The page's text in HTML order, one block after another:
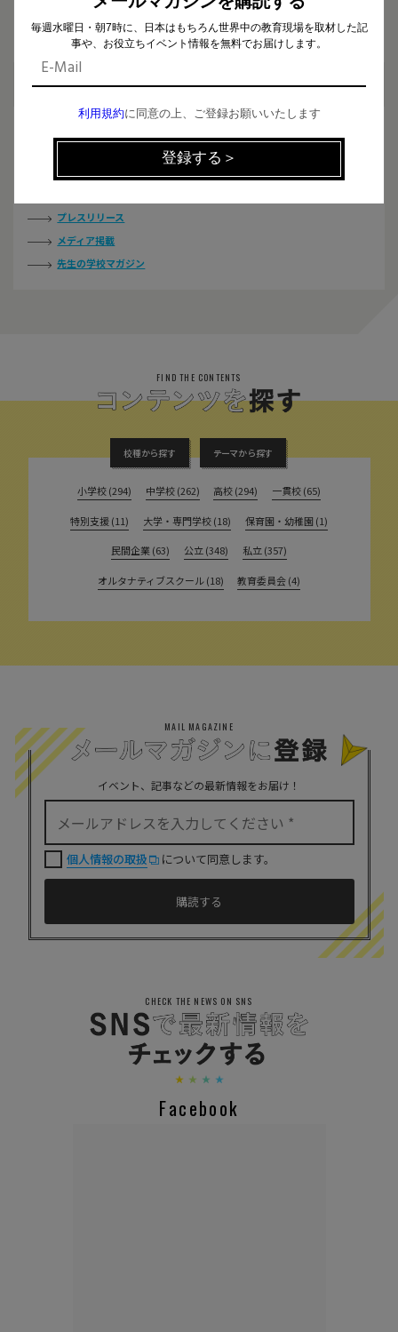
年末年始の休業についてのお知らせ
カテゴリー
プレスリリース
メディア掲載
先生の学校マガジン
FIND THE CONTENTS
校種から探す テーマから探す
小学校 (294) 中学校 (262) 高校 (294) 一貫校 (65)
特別支援 (11) 大学・専門学校 (18) 保育園・幼稚園 (1)
民間企業 (63) 公立 (348) 私立 (357)
オルタナティブスクール (18) 教育委員会 (4)
MAIL MAGAZINE
イベント、記事などの最新情報をお届け！
個人情報の取扱 について同意します。
CHECK THE NEWS ON SNS
Facebook
毎週水曜日・朝7時に、日本はもちろん世界中の教育現場を取材した記
事や、お役立ちイベント情報を無料でお届けします。
利用規約に同意の上、ご登録お願いいたします